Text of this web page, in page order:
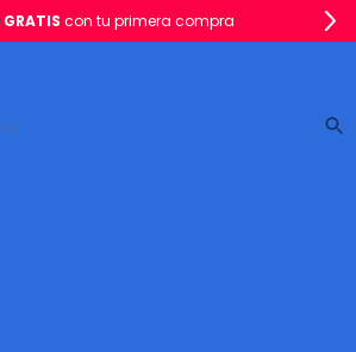
GRATIS con tu primera compra